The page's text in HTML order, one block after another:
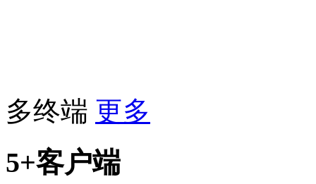
多终端 更多
5+客户端